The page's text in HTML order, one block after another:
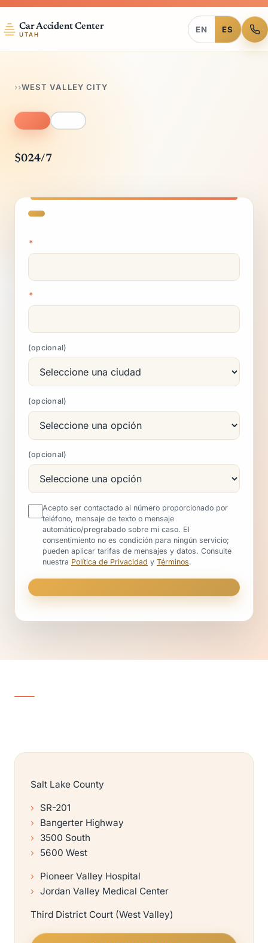
Car Accident Center
UTAH
EN ES
››WEST VALLEY CITY
$024/7
*
*
opcional
opcional
opcional
Acepto ser contactado al número proporcionado por
teléfono, mensaje de texto o mensaje
automático/pregrabado sobre mi caso. El
consentimiento no es condición para ningún servicio;
pueden aplicar tarifas de mensajes y datos. Consulte
nuestra Política de Privacidad y Términos.
Salt Lake County
SR-201
Bangerter Highway
3500 South
5600 West
Pioneer Valley Hospital
Jordan Valley Medical Center
Third District Court (West Valley)